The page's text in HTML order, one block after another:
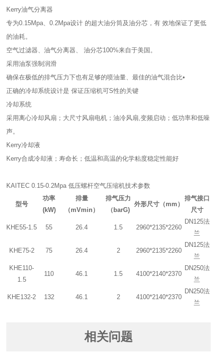
Kerry油气分离器
专为0.15Mpa、0.2Mpa设计 的超大油分筒及油分芯，有 效地保证了更低
的油耗。
空气过滤器、油气分离器、 油分芯100%来自于美国。
采用油泵强制润滑
确保在极低的排气压力下也有足够的喷油量、最佳的油气混合比•
正确的冷却系统设计是 保证压缩机可S性的关键
冷却系统
采用离心冷却风扇；大尺寸风扇电机；油冷风扇,变频启动；低功率和低噪
声。
Kerry冷却液
Kerry合成冷却液；寿命长；低温和高温的化学粘度稳定性能好
KAITEC 0.15-0.2Mpa 低压螺杆空气压缩机技术参数
型号
功率
(kW)
排量
（mVmin）
排气压力
（barG)
外形尺寸（mm）
排气接口
尺寸
KHE55-1.5 55 26.4 1.5 2960*2135*2260
DN125法
兰
KHE75-2 75 26.4 2 2960*2135*2260
DN125法
兰
KHE110-
1.5
110 46.1 1.5 4100*2140*2370
DN250法
兰
KHE132-2 132 46.1 2 4100*2140*2370
DN250法
兰
相关问题